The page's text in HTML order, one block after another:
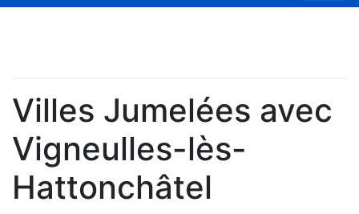
Villes Jumelées avec
Vigneulles-lès-
Hattonchâtel